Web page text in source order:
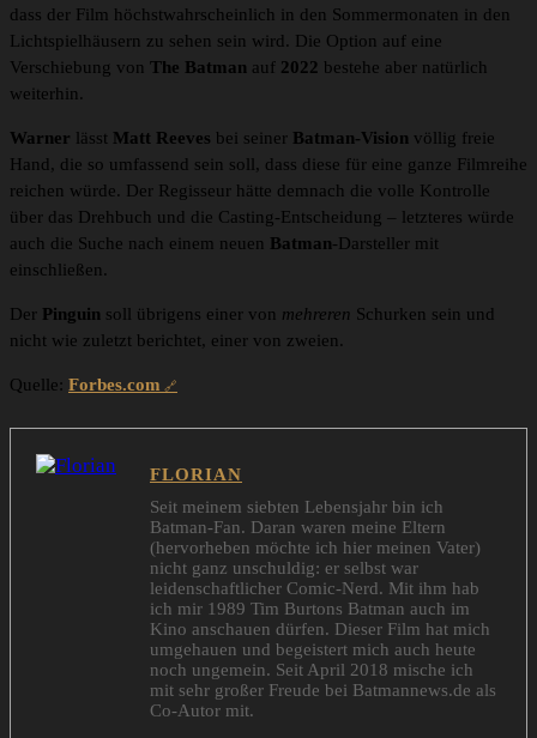
dass der Film höchstwahrscheinlich in den Sommermonaten in den
Lichtspielhäusern zu sehen sein wird. Die Option auf eine
Verschiebung von The Batman auf 2022 bestehe aber natürlich
weiterhin.
Warner lässt Matt Reeves bei seiner Batman-Vision völlig freie
Hand, die so umfassend sein soll, dass diese für eine ganze Filmreihe
reichen würde. Der Regisseur hätte demnach die volle Kontrolle
über das Drehbuch und die Casting-Entscheidung – letzteres würde
auch die Suche nach einem neuen Batman-Darsteller mit
einschließen.
Der Pinguin soll übrigens einer von mehreren Schurken sein und
nicht wie zuletzt berichtet, einer von zweien.
Quelle: Forbes.com
FLORIAN
Seit meinem siebten Lebensjahr bin ich
Batman-Fan. Daran waren meine Eltern
(hervorheben möchte ich hier meinen Vater)
nicht ganz unschuldig: er selbst war
leidenschaftlicher Comic-Nerd. Mit ihm hab
ich mir 1989 Tim Burtons Batman auch im
Kino anschauen dürfen. Dieser Film hat mich
umgehauen und begeistert mich auch heute
noch ungemein. Seit April 2018 mische ich
mit sehr großer Freude bei Batmannews.de als
Co-Autor mit.